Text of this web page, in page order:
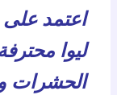
اعتمد
ليوا
الحشرات